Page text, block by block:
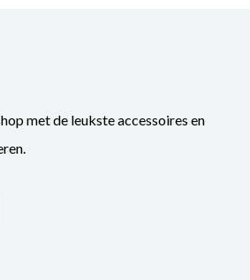
met de leukste accessoires en